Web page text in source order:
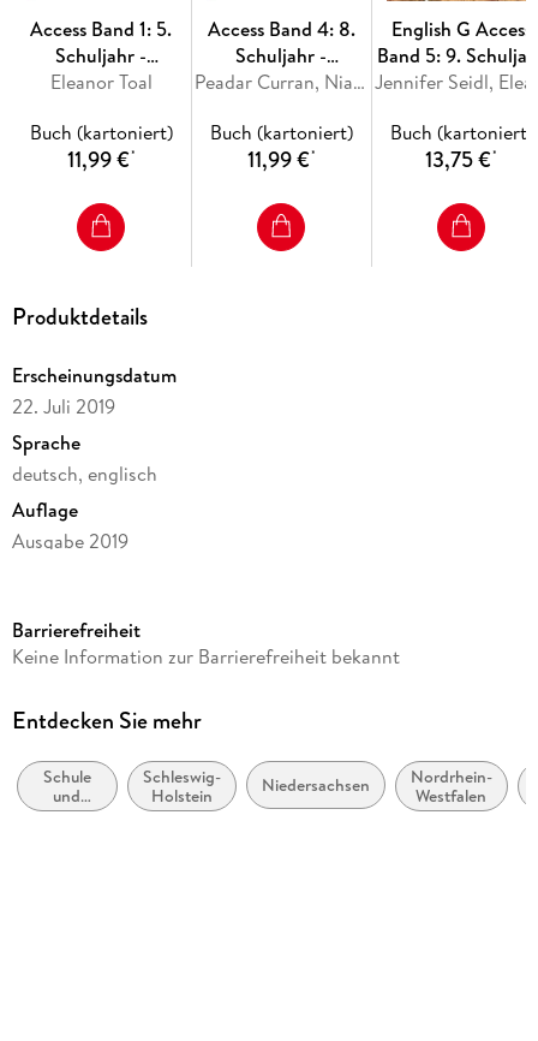
Access Band 1: 5.
Schuljahr -
Workbook
Eleanor Toal
Buch (kartoniert)
11,99 €*
Access Band 4: 8.
Schuljahr -
Allgemeine Ausgabe
mit digitalen Medien
Peadar Curran, Niamh Humphreys, Isabel Otto, Petra Bauerschmidt
Buch (kartoniert)
11,99 €*
English G Access
Band 5: 9.
- Allgemeine
Workbook mit
Audios online
Buch (kartoniert)
13,75 €*
Produktdetails
Erscheinungsdatum
22. Juli 2019
Sprache
deutsch, englisch
Auflage
Ausgabe 2019
Reihe
Autor/Autorin
Herausgegeben von
Jörg Rademacher
Barrierefreiheit
Keine Information zur Barrierefreiheit bekannt
Entdecken Sie mehr
Schule
und
Lernen:
Schleswig-
Holstein
Niedersachsen
Nordrhein-
Westfalen